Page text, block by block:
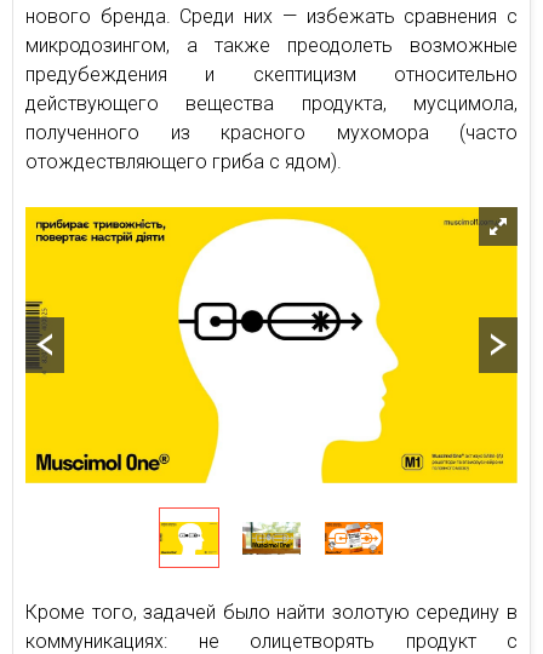
нового бренда. Среди них — избежать сравнения с
микродозингом, а также преодолеть возможные
предубеждения и скептицизм относительно
действующего вещества продукта, мусцимола,
полученного из красного мухомора (часто
отождествляющего гриба с ядом).
Кроме того, задачей было найти золотую середину в
коммуникациях: не олицетворять продукт с